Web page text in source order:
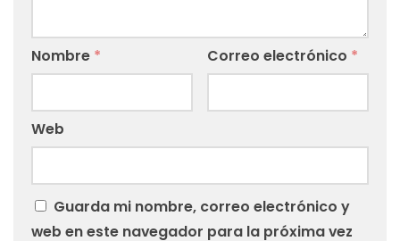
Nombre * Correo electrónico *
Web
Guarda mi nombre, correo electrónico y
web en este navegador para la próxima vez